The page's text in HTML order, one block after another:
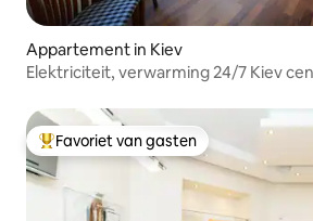
Appartement in Kiev
Elektriciteit, verwarming 24/7 Kiev
Topfavoriet van gasten
Favoriet van gasten